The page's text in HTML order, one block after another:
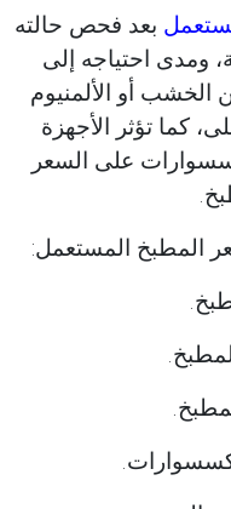
بعد فحص حالته
ومدى احتياجه إلى
الخشب أو الألمنيوم
كما تؤثر الأجهزة
على السعر
المطبخ المستعمل: